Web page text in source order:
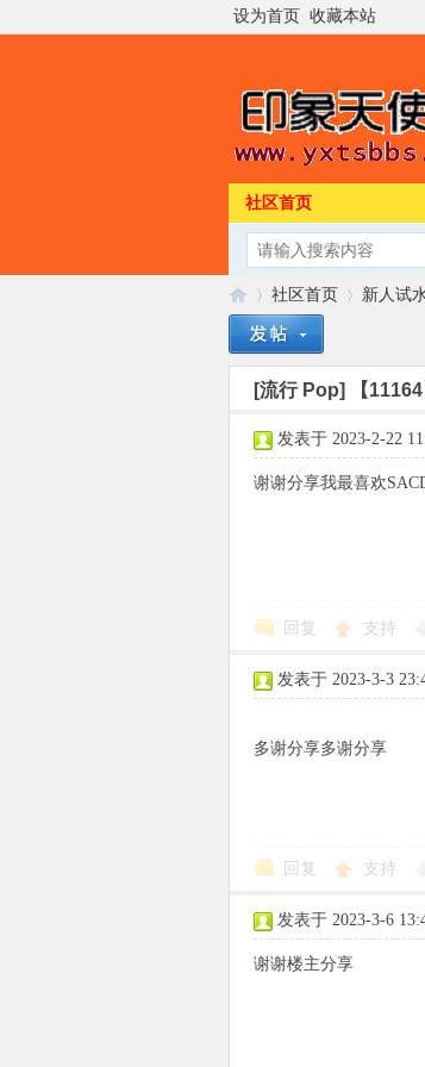
设为首页 收藏本站
社区首页
»
社区首页
›
新人试
[流行 Pop] 【
发表于 2023-2-22
谢谢分享我最喜欢
回复 支持
发表于 2023-3-3
多谢分享多谢分享
回复 支持
发表于 2023-3-6
谢谢楼主分享